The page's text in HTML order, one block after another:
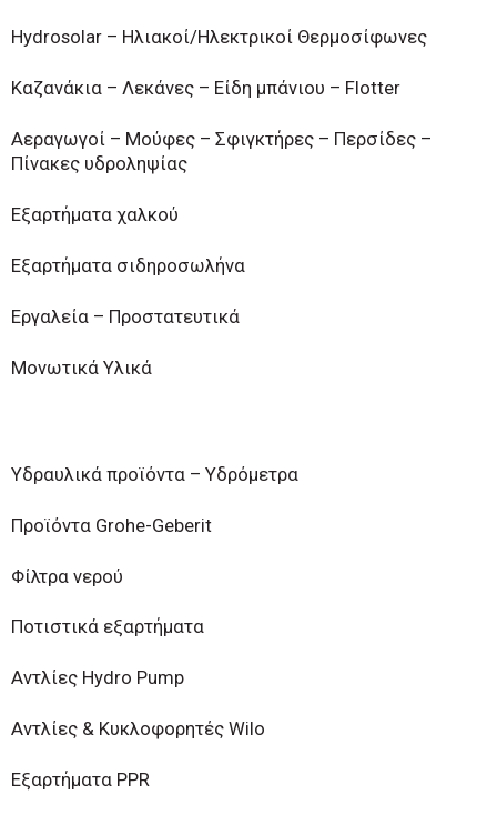
Hydrosolar – Ηλιακοί/Ηλεκτρικοί Θερμοσίφωνες
Καζανάκια – Λεκάνες – Είδη μπάνιου – Flotter
Αεραγωγοί – Μούφες – Σφιγκτήρες – Περσίδες –
Πίνακες υδροληψίας
Εξαρτήματα χαλκού
Εξαρτήματα σιδηροσωλήνα
Εργαλεία – Προστατευτικά
Μονωτικά Υλικά
Υδραυλικά προϊόντα – Υδρόμετρα
Προϊόντα Grohe-Geberit
Φίλτρα νερού
Ποτιστικά εξαρτήματα
Αντλίες Hydro Pump
Αντλίες & Κυκλοφορητές Wilo
Εξαρτήματα PPR